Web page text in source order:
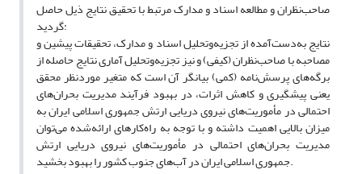
صاحب‌نظران و مطالعه اسناد و مدارک مرتبط با تحقیق نتایج ذیل حاصل
گردید:
نتایج به‌دست‌آمده از تجزیه‌وتحلیل اسناد و مدارک، تحقیقات پیشین و
مصاحبه با صاحب‌نظران (کیفی) و نیز تجزیه‌وتحلیل آماری نتایج حاصله از
برگه‌های پرسش‌نامه (کمی) بیانگر آن است که متغیر موردنظر محقق
یعنی پیشگیری و کاهش اثرات، در بهبود فرآیند مدیریت بحران‌های
احتمالی در مأموریت‌های نیروی دریایی ارتش جمهوری اسلامی ایران به
میزان بالایی اهمیت داشته و با توجه به راه‌کارهای ارائه‌شده می‌توان
مدیریت بحران‌های احتمالی در مأموریت‌های نیروی دریایی ارتش
جمهوری اسلامی ایران در آب‌های جنوب کشور را بهبود بخشید.